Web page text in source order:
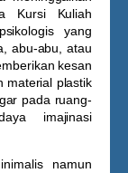
Kursi Kuliah
yang
abu-abu, atau
kesan
material plastik
pada ruang-
imajinasi
namun